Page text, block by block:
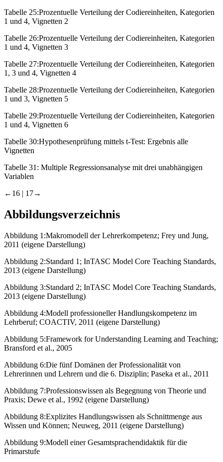
Tabelle 25:Prozentuelle Verteilung der Codiereinheiten, Kategorien
1 und 4, Vignetten 2
Tabelle 26:Prozentuelle Verteilung der Codiereinheiten, Kategorien
1 und 4, Vignetten 3
Tabelle 27:Prozentuelle Verteilung der Codiereinheiten, Kategorien
1, 3 und 4, Vignetten 4
Tabelle 28:Prozentuelle Verteilung der Codiereinheiten, Kategorien
1 und 3, Vignetten 5
Tabelle 29:Prozentuelle Verteilung der Codiereinheiten, Kategorien
1 und 4, Vignetten 6
Tabelle 30:Hypothesenprüfung mittels t-Test: Ergebnis alle
Vignetten
Tabelle 31: Multiple Regressionsanalyse mit drei unabhängigen
Variablen
←16 | 17→
Abbildungsverzeichnis
Abbildung 1:Makromodell der Lehrerkompetenz; Frey und Jung,
2011 (eigene Darstellung)
Abbildung 2:Standard 1; InTASC Model Core Teaching Standards,
2013 (eigene Darstellung)
Abbildung 3:Standard 2; InTASC Model Core Teaching Standards,
2013 (eigene Darstellung)
Abbildung 4:Modell professioneller Handlungskompetenz im
Lehrberuf; COACTIV, 2011 (eigene Darstellung)
Abbildung 5:Framework for Understanding Learning and Teaching;
Bransford et al., 2005
Abbildung 6:Die fünf Domänen der Professionalität von
Lehrerinnen und Lehrern und die 6. Disziplin; Paseka et al., 2011
Abbildung 7:Professionswissen als Begegnung von Theorie und
Praxis; Dewe et al., 1992 (eigene Darstellung)
Abbildung 8:Explizites Handlungswissen als Schnittmenge aus
Wissen und Können; Neuweg, 2011 (eigene Darstellung)
Abbildung 9:Modell einer Gesamtsprachendidaktik für die
Primarstufe